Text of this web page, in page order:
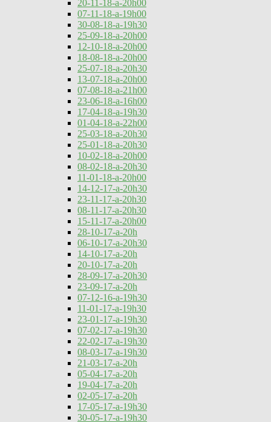
20-11-18-a-20h00
07-11-18-a-19h00
30-08-18-a-19h30
25-09-18-a-20h00
12-10-18-a-20h00
18-08-18-a-20h00
25-07-18-a-20h30
13-07-18-a-20h00
07-08-18-a-21h00
23-06-18-a-16h00
17-04-18-a-19h30
01-04-18-a-22h00
25-03-18-a-20h30
25-01-18-a-20h30
10-02-18-a-20h00
08-02-18-a-20h30
11-01-18-a-20h00
14-12-17-a-20h30
23-11-17-a-20h30
08-11-17-a-20h30
15-11-17-a-20h00
28-10-17-a-20h
06-10-17-a-20h30
14-10-17-a-20h
20-10-17-a-20h
28-09-17-a-20h30
23-09-17-a-20h
07-12-16-a-19h30
11-01-17-a-19h30
23-01-17-a-19h30
07-02-17-a-19h30
22-02-17-a-19h30
08-03-17-a-19h30
21-03-17-a-20h
05-04-17-a-20h
19-04-17-a-20h
02-05-17-a-20h
17-05-17-a-19h30
30-05-17-a-19h30